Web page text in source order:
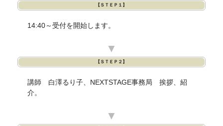
【ＳＴＥＰ１】
14:40～受付を開始します。
▼
【ＳＴＥＰ２】
講師 白澤るり子、NEXTSTAGE事務局 挨拶、紹
介。
▼